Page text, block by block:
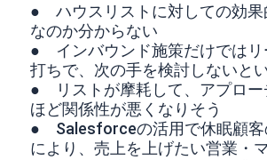
● ハウスリストに対しての効果
なのか分からない
● インバウンド施策だけではリ
打ちで、次の手を検討しないと
● リストが摩耗して、アプロー
ほど関係性が悪くなりそう
● Salesforceの活用で休眠顧客
により、売上を上げたい営業・